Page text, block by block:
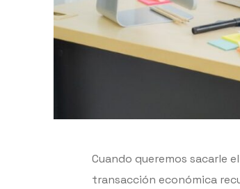
Cuando queremos sacarle
transacción económica